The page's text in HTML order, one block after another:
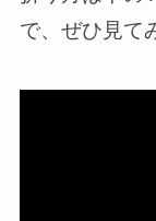
で、ぜひ見て